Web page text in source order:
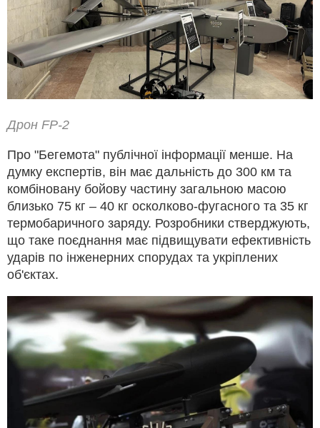
Дрон FP-2
Про "Бегемота" публічної інформації менше. На
думку експертів, він має дальність до 300 км та
комбіновану бойову частину загальною масою
близько 75 кг – 40 кг осколково-фугасного та 35 кг
термобаричного заряду. Розробники стверджують,
що таке поєднання має підвищувати ефективність
ударів по інженерних спорудах та укріплених
об'єктах.